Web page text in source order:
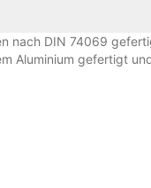
nach DIN 74069
Aluminium gefertigt